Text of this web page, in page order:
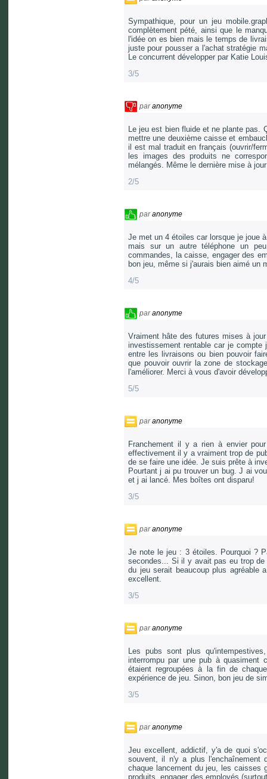
Sympathique, pour un jeu
complètement pété, ainsi que le
l'idée on es bien mais le temps de
juste pour pousser a l'achat stratégie
Le concurrent développer par Katie
3/5
paranonyme
Le jeu est bien fluide et ne plante pas.
mettre une deuxième caisse et
il est mal traduit en français (ouvrir/
les images des produits ne
mélangés. Même le dernière mise à
2/5
paranonyme
Je met un 4 étoiles car lorsque je joue
mais sur un autre téléphone un
commandes, la caisse, engager des
bon jeu, même si j'aurais bien aimé un
4/5
paranonyme
Vraiment hâte des futures mises à
investissement rentable car je compte
entre les livraisons ou bien pouvoir
que pouvoir ouvrir la zone de
l'améliorer. Merci à vous d'avoir
5/5
paranonyme
Franchement il y a rien à envier
effectivement il y a vraiment trop de
de se faire une idée. Je suis prête à
Pourtant j ai pu trouver un bug. J ai
et j ai lancé. Mes boîtes ont disparu!
3/5
paranonyme
Je note le jeu : 3 étoiles. Pourquoi ?
secondes... Si il y avait pas eu trop
du jeu serait beaucoup plus agréable
excellent.
3/5
paranonyme
Les pubs sont plus
interrompu par une pub à quasiment
étaient regroupées à la fin de
expérience de jeu. Sinon, bon jeu de
3/5
paranonyme
Jeu excellent, addictif, y'a de quoi
souvent, il n'y a plus
chaque lancement du jeu, les caisses
produits, engager des employés